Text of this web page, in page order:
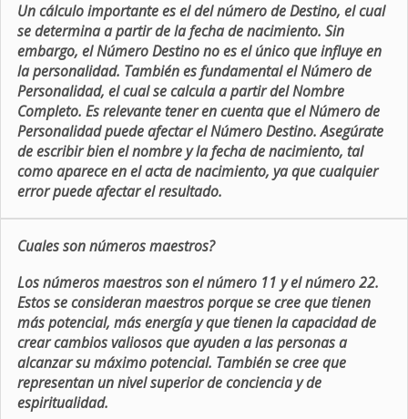
Un cálculo importante es el del número de Destino, el cual
se determina a partir de la fecha de nacimiento. Sin
embargo, el Número Destino no es el único que influye en
la personalidad. También es fundamental el Número de
Personalidad, el cual se calcula a partir del Nombre
Completo. Es relevante tener en cuenta que el Número de
Personalidad puede afectar el Número Destino. Asegúrate
de escribir bien el nombre y la fecha de nacimiento, tal
como aparece en el acta de nacimiento, ya que cualquier
error puede afectar el resultado.
Cuales son números maestros?
Los números maestros son el número 11 y el número 22.
Estos se consideran maestros porque se cree que tienen
más potencial, más energía y que tienen la capacidad de
crear cambios valiosos que ayuden a las personas a
alcanzar su máximo potencial. También se cree que
representan un nivel superior de conciencia y de
espiritualidad.